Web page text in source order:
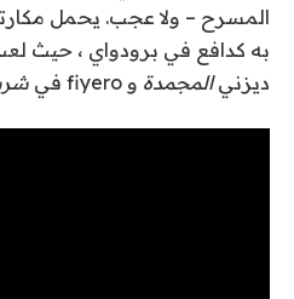
المسرح – ولا عجب. يحمل
به كدافع في برودواي ، حيث
ديزنيالمجمدة و fiyero في